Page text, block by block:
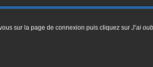
sur la page de connexion puis cliquez sur J’ai